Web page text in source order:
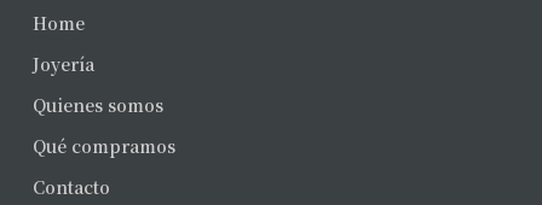
Home
Joyería
Quienes somos
Qué compramos
Contacto